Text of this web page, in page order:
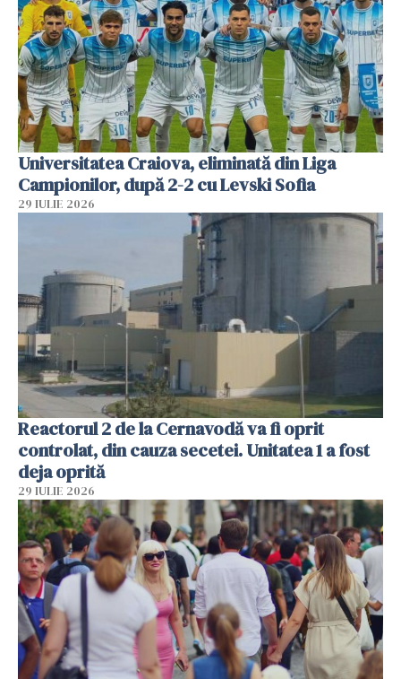
Universitatea Craiova, eliminată din Liga
Campionilor, după 2-2 cu Levski Sofia
29 IULIE 2026
Reactorul 2 de la Cernavodă va fi oprit
controlat, din cauza secetei. Unitatea 1 a fost
deja oprită
29 IULIE 2026